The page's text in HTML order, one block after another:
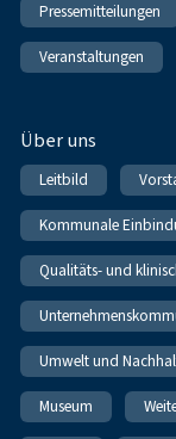
Pressemitteilungen
Veranstaltungen
Über uns
Leitbild
Kommunale
Qualitäts- und
Umwelt und
Museum